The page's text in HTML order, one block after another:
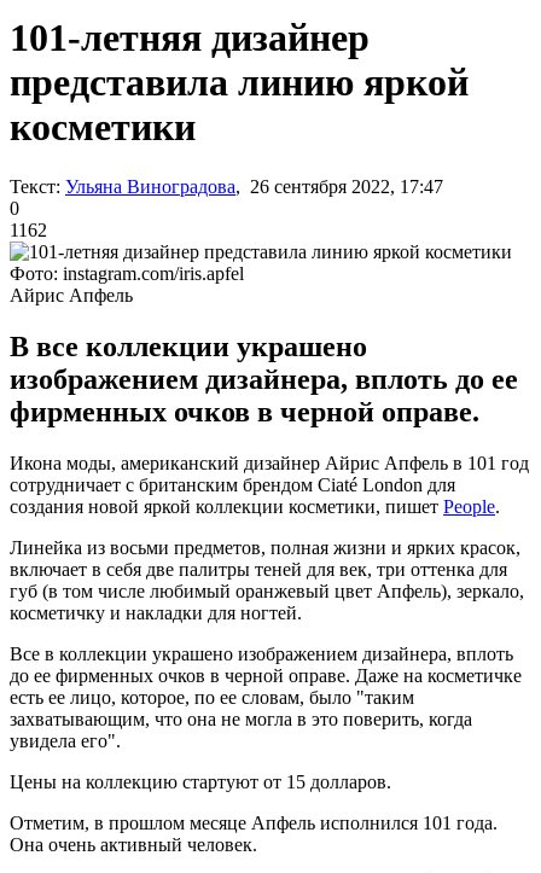
101-летняя дизайнер
представила линию яркой
косметики
Текст: Ульяна Виноградова, 26 сентября 2022, 17:47
0
1162
Фото: instagram.com/iris.apfel
Айрис Апфель
В все коллекции украшено
изображением дизайнера, вплоть до ее
фирменных очков в черной оправе.
Икона моды, американский дизайнер Айрис Апфель в 101 год
сотрудничает с британским брендом Ciaté London для
создания новой яркой коллекции косметики, пишет People.
Линейка из восьми предметов, полная жизни и ярких красок,
включает в себя две палитры теней для век, три оттенка для
губ (в том числе любимый оранжевый цвет Апфель), зеркало,
косметичку и накладки для ногтей.
Все в коллекции украшено изображением дизайнера, вплоть
до ее фирменных очков в черной оправе. Даже на косметичке
есть ее лицо, которое, по ее словам, было "таким
захватывающим, что она не могла в это поверить, когда
увидела его".
Цены на коллекцию стартуют от 15 долларов.
Отметим, в прошлом месяце Апфель исполнился 101 года.
Она очень активный человек.